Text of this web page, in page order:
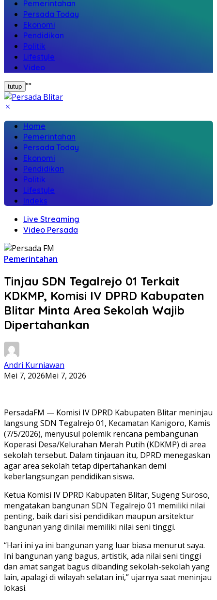
Pemerintahan
Persada Today
Ekonomi
Pendidikan
Politik
Lifestyle
Video
tutup ""
Home
Pemerintahan
Persada Today
Ekonomi
Pendidikan
Politik
Lifestyle
Indeks
Live Streaming
Video Persada
Pemerintahan
Tinjau SDN Tegalrejo 01 Terkait
KDKMP, Komisi IV DPRD Kabupaten
Blitar Minta Area Sekolah Wajib
Dipertahankan
Andri Kurniawan
Mei 7, 2026Mei 7, 2026
PersadaFM — Komisi IV DPRD Kabupaten Blitar meninjau
langsung SDN Tegalrejo 01, Kecamatan Kanigoro, Kamis
(7/5/2026), menyusul polemik rencana pembangunan
Koperasi Desa/Kelurahan Merah Putih (KDKMP) di area
sekolah tersebut. Dalam tinjauan itu, DPRD menegaskan
agar area sekolah tetap dipertahankan demi
keberlangsungan pendidikan siswa.
Ketua Komisi IV DPRD Kabupaten Blitar, Sugeng Suroso,
mengatakan bangunan SDN Tegalrejo 01 memiliki nilai
penting, baik dari sisi pendidikan maupun arsitektur
bangunan yang dinilai memiliki nilai seni tinggi.
“Hari ini ya ini bangunan yang luar biasa menurut saya.
Ini bangunan yang bagus, artistik, ada nilai seni tinggi
dan amat sangat bagus dibanding sekolah-sekolah yang
lain, apalagi di wilayah selatan ini,” ujarnya saat meninjau
lokasi.